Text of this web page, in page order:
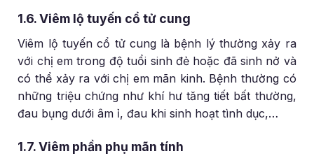
1.6. Viêm lộ tuyến cổ tử cung
Viêm lộ tuyến cổ tử cung là bệnh lý thường xảy ra
với chị em trong độ tuổi sinh đẻ hoặc đã sinh nở và
có thể xảy ra với chị em mãn kinh. Bệnh thường có
những triệu chứng như khí hư tăng tiết bất thường,
đau bụng dưới âm ỉ, đau khi sinh hoạt tình dục,…
1.7. Viêm phần phụ mãn tính